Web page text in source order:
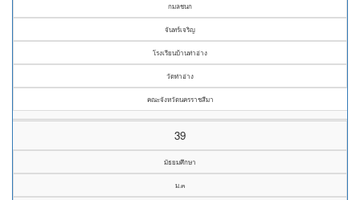
กมลชนก
จันทร์เจริญ
โรงเรียนบ้านท่าอ่าง
วัดท่าอ่าง
คณะจังหวัดนครราชสีมา
39
มัธยมศึกษา
ม.๓